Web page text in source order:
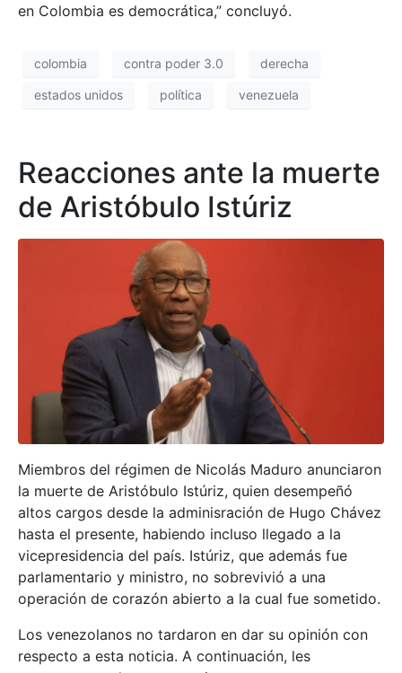
en Colombia es democrática,” concluyó.
colombia contra poder 3.0 derecha
estados unidos política venezuela
Reacciones ante la muerte
de Aristóbulo Istúriz
Miembros del régimen de Nicolás Maduro anunciaron
la muerte de Aristóbulo Istúriz, quien desempeñó
altos cargos desde la adminisración de Hugo Chávez
hasta el presente, habiendo incluso llegado a la
vicepresidencia del país. Istúriz, que además fue
parlamentario y ministro, no sobrevivió a una
operación de corazón abierto a la cual fue sometido.
Los venezolanos no tardaron en dar su opinión con
respecto a esta noticia. A continuación, les